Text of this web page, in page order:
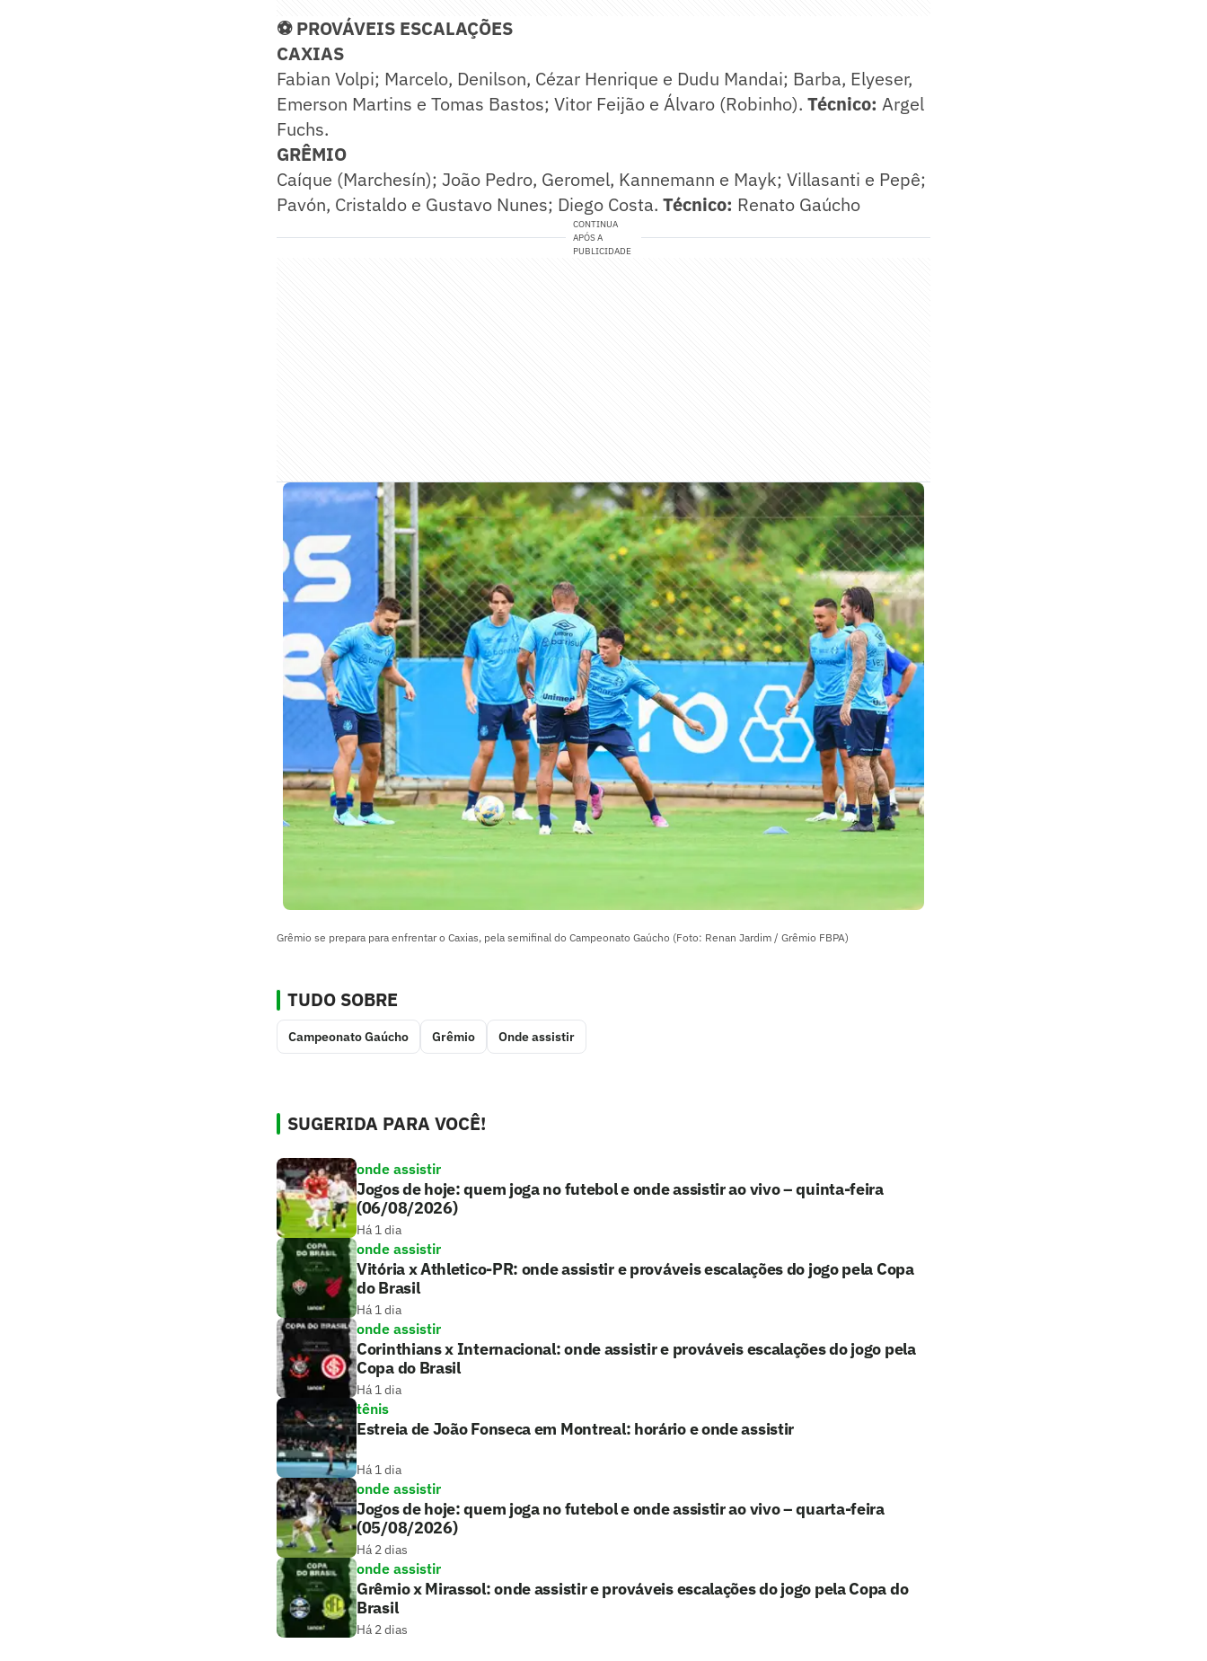
⚽ PROVÁVEIS ESCALAÇÕES
CAXIAS
Fabian Volpi; Marcelo, Denilson, Cézar Henrique e Dudu Mandai; Barba, Elyeser,
Emerson Martins e Tomas Bastos; Vitor Feijão e Álvaro (Robinho). Técnico: Argel
Fuchs.
GRÊMIO
Caíque (Marchesín); João Pedro, Geromel, Kannemann e Mayk; Villasanti e Pepê;
Pavón, Cristaldo e Gustavo Nunes; Diego Costa. Técnico: Renato Gaúcho
CONTINUA
APÓS A
PUBLICIDADE
Grêmio se prepara para enfrentar o Caxias, pela semifinal do Campeonato Gaúcho (Foto: Renan Jardim / Grêmio FBPA)
TUDO SOBRE
Campeonato Gaúcho Grêmio Onde assistir
SUGERIDA PARA VOCÊ!
onde assistir
Jogos de hoje: quem joga no futebol e onde assistir ao vivo – quinta-feira
(06/08/2026)
Há 1 dia
onde assistir
Vitória x Athletico-PR: onde assistir e prováveis escalações do jogo pela Copa
do Brasil
Há 1 dia
onde assistir
Corinthians x Internacional: onde assistir e prováveis escalações do jogo pela
Copa do Brasil
Há 1 dia
tênis
Estreia de João Fonseca em Montreal: horário e onde assistir
Há 1 dia
onde assistir
Jogos de hoje: quem joga no futebol e onde assistir ao vivo – quarta-feira
(05/08/2026)
Há 2 dias
onde assistir
Grêmio x Mirassol: onde assistir e prováveis escalações do jogo pela Copa do
Brasil
Há 2 dias